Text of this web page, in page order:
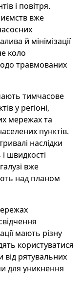
і повітря.
вже
й мінімізації
коло
травмованих
тимчасове
у регіоні,
мережах та
пунктів.
наслідки
швидкості
вже
над планом
мають різну
користуватися
рятувальних
для уникнення